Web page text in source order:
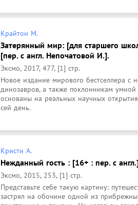
Крайтон М.
Затерянный мир: [для старшего
[пер. с англ. Непочатовой И.].
Эксмо, 2017, 477, [1] стр.
Новое издание мирового бестселлера с
динозавров, а также поклонникам
основаны на реальных научных
сей день.
Кристи А.
Нежданный гость : [16+ : пер. с
Эксмо, 2015, 253, [1] стр.
Представьте себе такую картину:
застрял на обочине одной из